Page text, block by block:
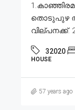
തൊടുപുഴ
വില്പനക്ക്.
32020
HOUSE
57 years ago